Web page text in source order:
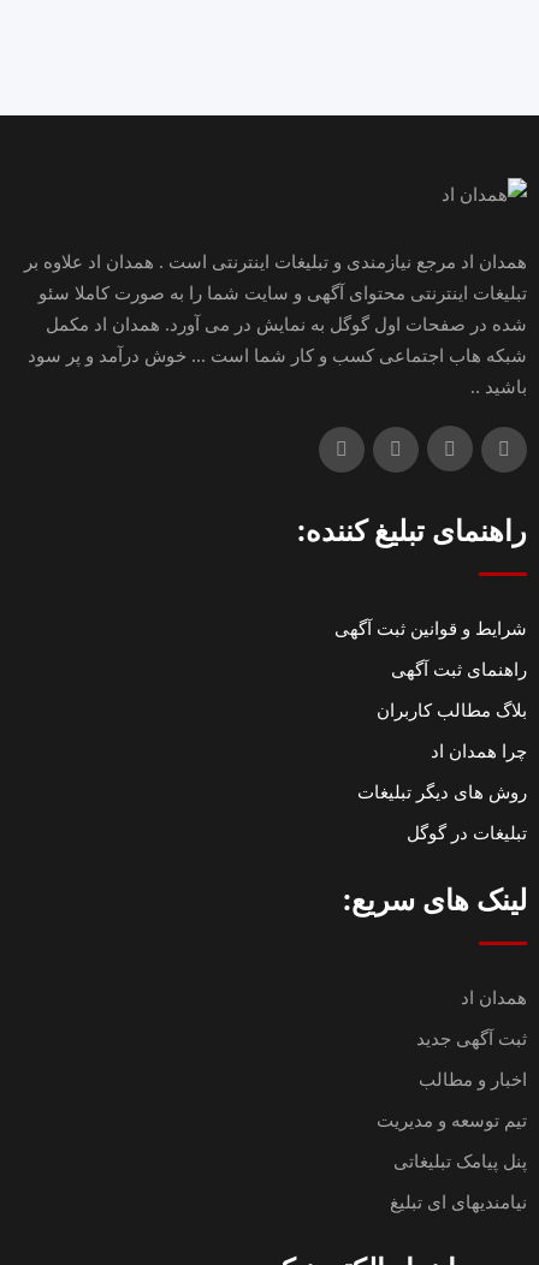
همدان اد مرجع نیازمندی و تبلیغات اینترنتی است . همدان اد علاوه بر
تبلیغات اینترنتی محتوای آگهی و سایت شما را به صورت کاملا سئو
شده در صفحات اول گوگل به نمایش در می آورد. همدان اد مکمل
شبکه هاب اجتماعی کسب و کار شما است ... خوش درآمد و پر سود
باشید ..
راهنمای تبلیغ کننده:
شرایط و قوانین ثبت آگهی
راهنمای ثبت آگهی
بلاگ مطالب کاربران
چرا همدان اد
روش های دیگر تبلیغات
تبلیغات در گوگل
لینک های سریع:
همدان اد
ثبت آگهی جدید
اخبار و مطالب
تیم توسعه و مدیریت
پنل پیامک تبلیغاتی
نیامندیهای ای تبلیغ